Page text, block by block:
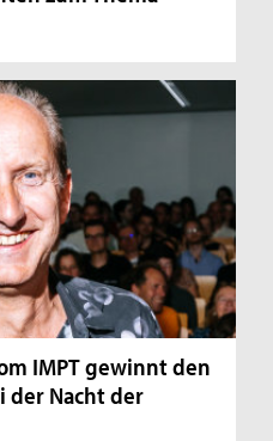
IMPT gewinnt den
der Nacht der